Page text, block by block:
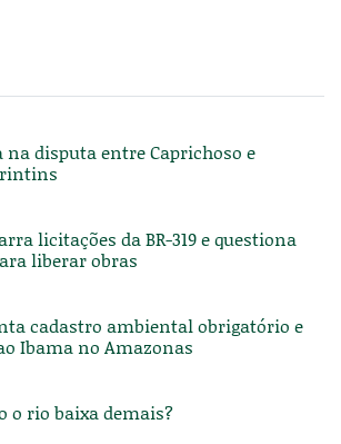
na disputa entre Caprichoso e
licitações da BR-319 e questiona
liberar obras
cadastro ambiental obrigatório e
Ibama no Amazonas
o rio baixa demais?